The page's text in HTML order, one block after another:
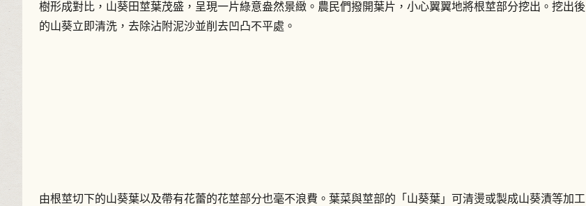
樹形成對比，山葵田莖葉茂盛，呈現一片綠意盎然景緻。農民們撥開葉片，小心翼翼地將根莖部分挖出。挖出後
的山葵立即清洗，去除沾附泥沙並削去凹凸不平處。
由根莖切下的山葵葉以及帶有花蕾的花莖部分也毫不浪費。葉菜與莖部的「山葵葉」可清燙或製成山葵漬等加工